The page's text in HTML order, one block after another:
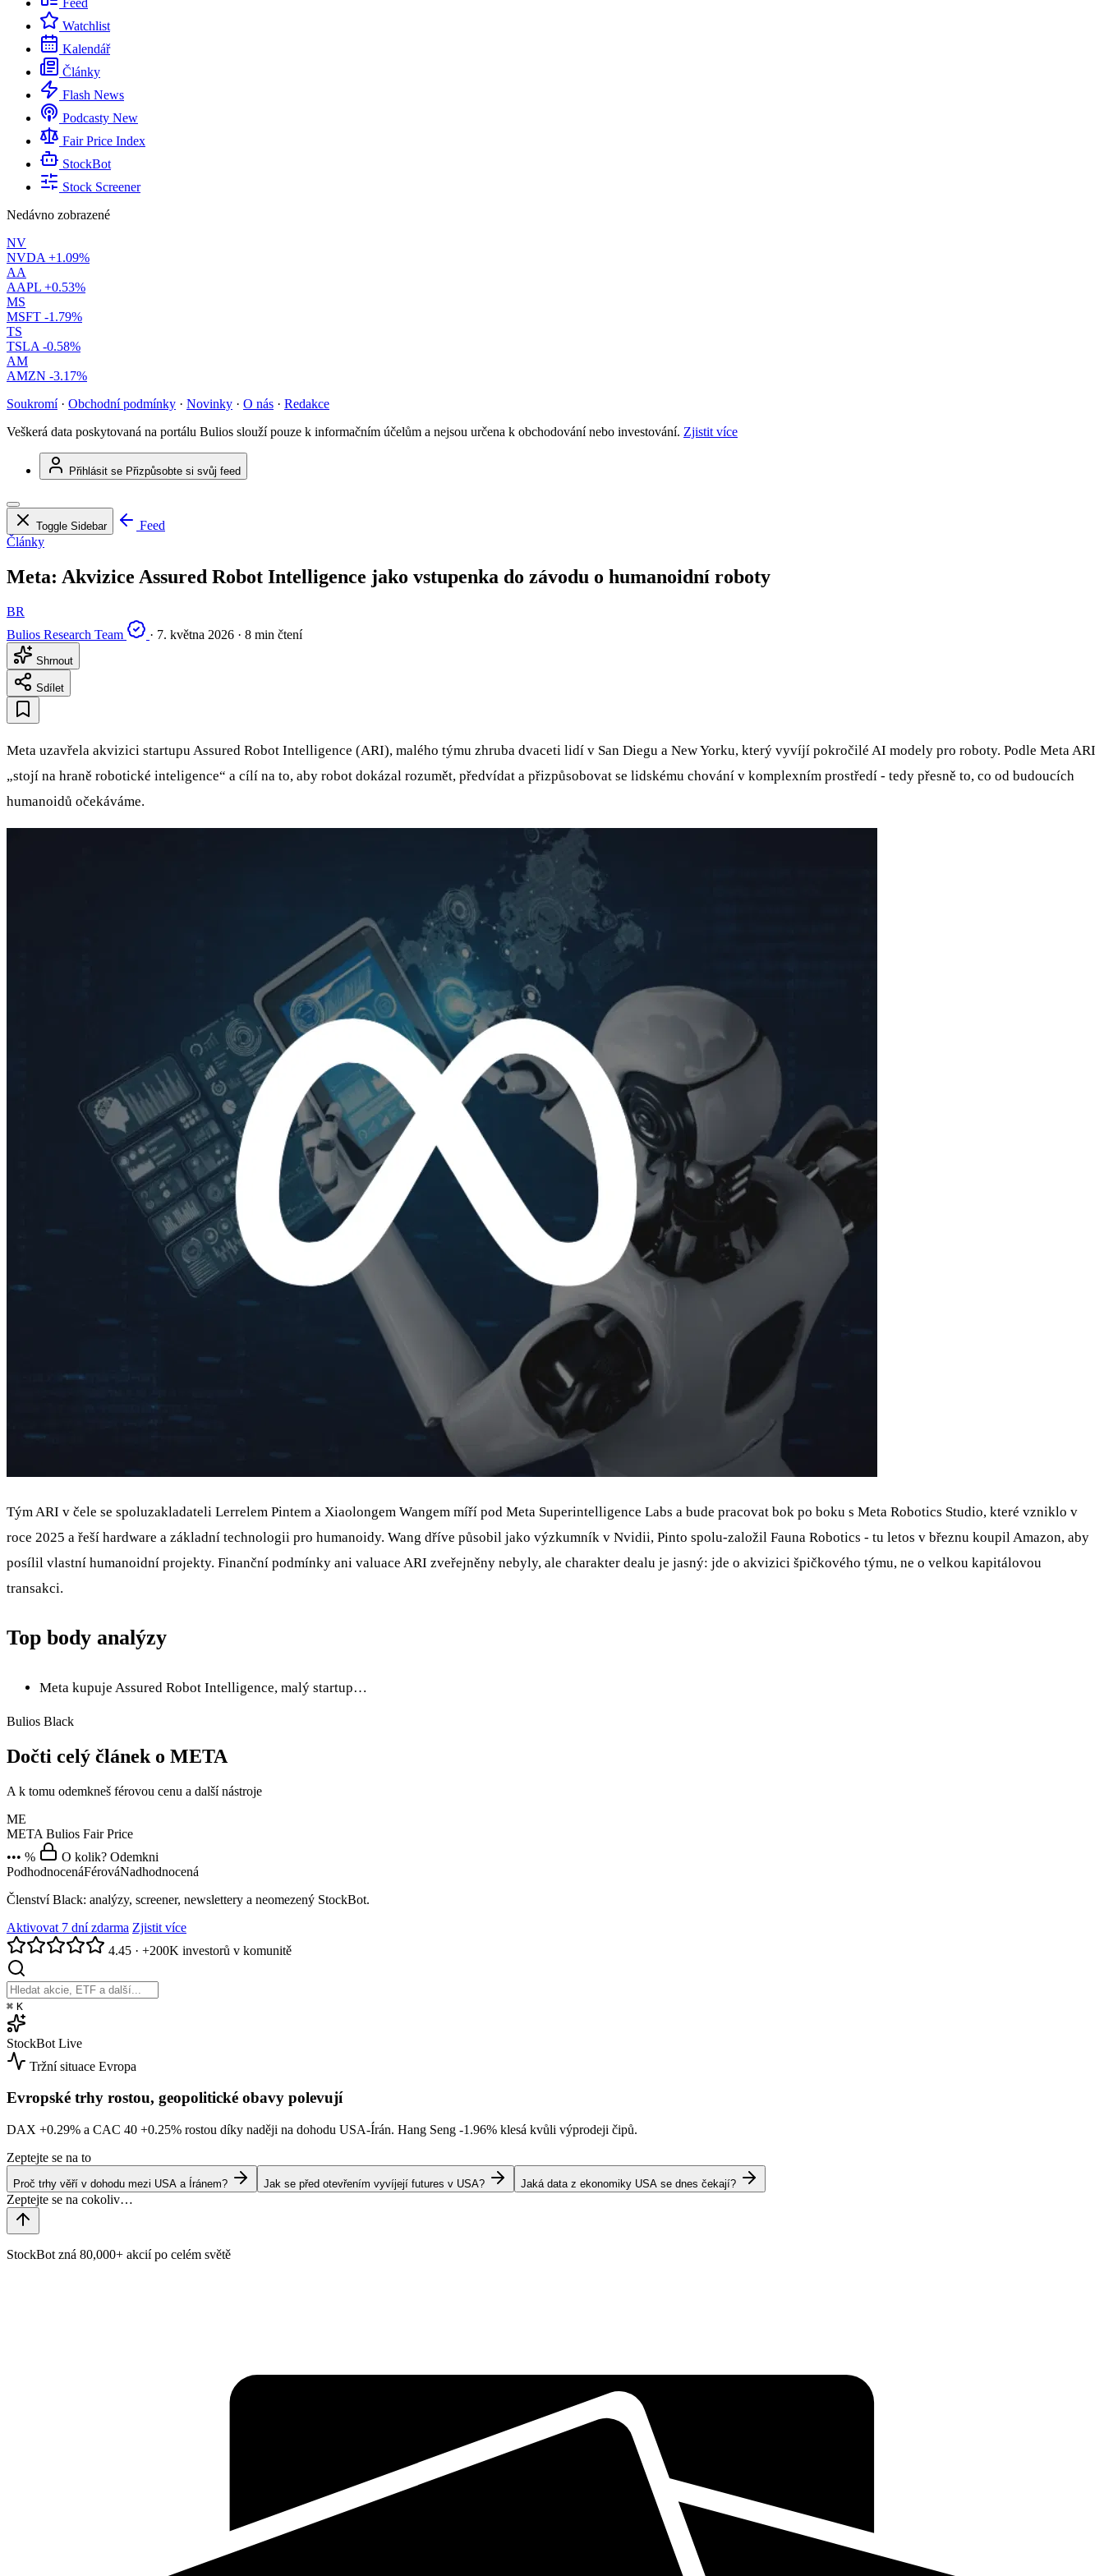
Feed
Watchlist
Kalendář
Články
Flash News
Podcasty New
Fair Price Index
StockBot
Stock Screener
Nedávno zobrazené
NV
NVDA +1.09%
AA
AAPL +0.53%
MS
MSFT -1.79%
TS
TSLA -0.58%
AM
AMZN -3.17%
Soukromí · Obchodní podmínky · Novinky · O nás · Redakce
Veškerá data poskytovaná na portálu Bulios slouží pouze k informačním účelům a nejsou určena k obchodování nebo investování. Zjistit více
Přihlásit se Přizpůsobte si svůj feed
Toggle Sidebar
Feed
Články
Meta: Akvizice Assured Robot Intelligence jako vstupenka do závodu o humanoidní roboty
BR
Bulios Research Team
· 7. května 2026 · 8 min čtení
Shrnout
Sdílet
Meta uzavřela akvizici startupu Assured Robot Intelligence (ARI), malého týmu zhruba dvaceti lidí v San Diegu a New Yorku, který vyvíjí pokročilé AI modely pro roboty. Podle Meta ARI
„stojí na hraně robotické inteligence“ a cílí na to, aby robot dokázal rozumět, předvídat a přizpůsobovat se lidskému chování v komplexním prostředí - tedy přesně to, co od budoucích
humanoidů očekáváme.
Tým ARI v čele se spoluzakladateli Lerrelem Pintem a Xiaolongem Wangem míří pod Meta Superintelligence Labs a bude pracovat bok po boku s Meta Robotics Studio, které vzniklo v
roce 2025 a řeší hardware a základní technologii pro humanoidy. Wang dříve působil jako výzkumník v Nvidii, Pinto spolu‑založil Fauna Robotics - tu letos v březnu koupil Amazon, aby
posílil vlastní humanoidní projekty. Finanční podmínky ani valuace ARI zveřejněny nebyly, ale charakter dealu je jasný: jde o akvizici špičkového týmu, ne o velkou kapitálovou
transakci.
Top body analýzy
Meta kupuje Assured Robot Intelligence, malý startup…
Bulios Black
Dočti celý článek o META
A k tomu odemkneš férovou cenu a další nástroje
ME
META Bulios Fair Price
••• %
O kolik? Odemkni
PodhodnocenáFérováNadhodnocená
Členství Black: analýzy, screener, newslettery a neomezený StockBot.
Aktivovat 7 dní zdarma Zjistit více
4.45 · +200K investorů v komunitě
⌘ K
StockBot Live
Tržní situace Evropa
Evropské trhy rostou, geopolitické obavy polevují
DAX +0.29% a CAC 40 +0.25% rostou díky naději na dohodu USA-Írán. Hang Seng -1.96% klesá kvůli výprodeji čipů.
Zeptejte se na to
Proč trhy věří v dohodu mezi USA a Íránem? Jak se před otevřením vyvíjejí futures v USA? Jaká data z ekonomiky USA se dnes čekají?
StockBot zná 80,000+ akcií po celém světě